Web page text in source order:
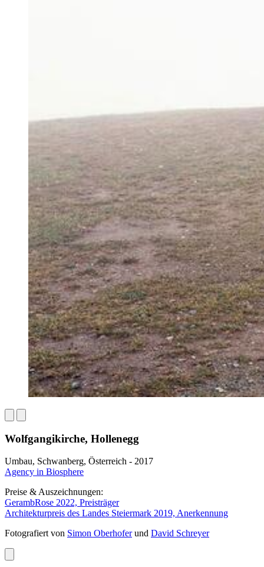
Wolfgangikirche, Hollenegg
Umbau, Schwanberg, Österreich - 2017
Agency in Biosphere
Preise & Auszeichnungen:
GerambRose 2022, Preisträger
Architekturpreis des Landes Steiermark 2019, Anerkennung
Fotografiert von Simon Oberhoferund David Schreyer